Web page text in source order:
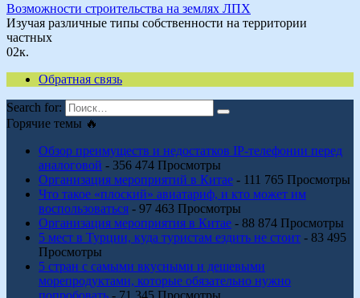
Возможности строительства на землях ЛПХ
Изучая различные типы собственности на территории
частных
02к.
Обратная связь
Search for:
Горячие темы 🔥
Обзор преимуществ и недостатков IP-телефонии перед
аналоговой - 356 474 Просмотры
Организация мероприятий в Китае - 111 765 Просмотры
Что такое «плоский» авиатариф, и кто может им
воспользоваться - 97 463 Просмотры
Организация мероприятия в Китае - 88 874 Просмотры
5 мест в Турции, куда туристам ездить не стоит - 83 495
Просмотры
5 стран с самыми вкусными и дешевыми
морепродуктами, которые обязательно нужно
попробовать - 71 345 Просмотры